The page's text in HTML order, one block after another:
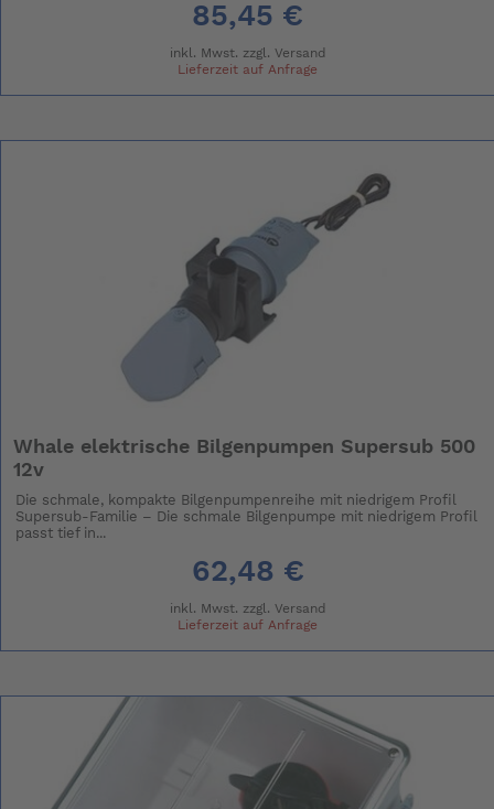
85,45 €
inkl. Mwst. zzgl. Versand
Lieferzeit auf Anfrage
Whale elektrische Bilgenpumpen Supersub 500
12v
Die schmale, kompakte Bilgenpumpenreihe mit niedrigem Profil
Supersub-Familie – Die schmale Bilgenpumpe mit niedrigem Profil
passt tief in...
62,48 €
inkl. Mwst. zzgl. Versand
Lieferzeit auf Anfrage